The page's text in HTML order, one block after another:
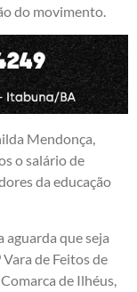
do movimento.
Mendonça,
o salário de
da educação
aguarda que seja
de Feitos de
de Ilhéus,